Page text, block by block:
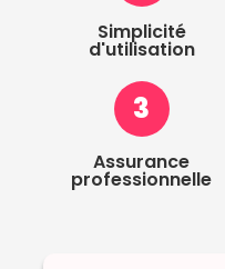
Simplicité
d'utilisation
3
Assurance
professionnelle